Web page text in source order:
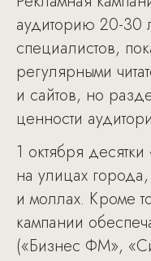
аудиторию 20-30
специалистов,
регулярными
и сайтов, но
ценности
1 октября
на улицах
и моллах. Кроме
кампании
(«Бизнес ФМ»,